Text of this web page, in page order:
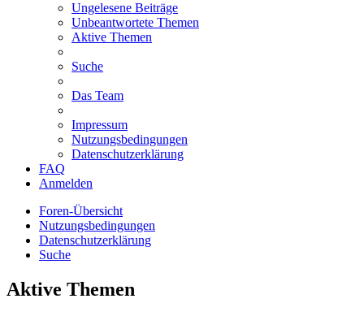
Ungelesene Beiträge
Unbeantwortete Themen
Aktive Themen
Suche
Das Team
Impressum
Nutzungsbedingungen
Datenschutzerklärung
FAQ
Anmelden
Foren-Übersicht
Nutzungsbedingungen
Datenschutzerklärung
Suche
Aktive Themen